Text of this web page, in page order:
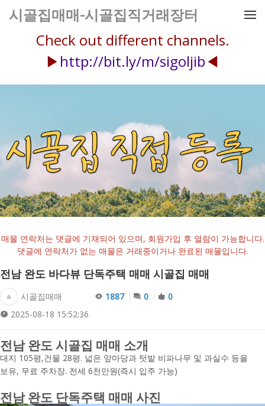
메뉴 건너뛰기
시골집매매-시골집직거래장터
Check out different channels.
▶http://bit.ly/m/sigoljib◀
매물 연락처는 댓글에 기재되어 있으며, 회원가입 후 열람이 가능합니다.
댓글에 연락처가 없는 매물은 거래중이거나 완료된 매물입니다.
전남 완도 바다뷰 단독주택 매매 시골집 매매
시골집매매
2025-08-18 15:52:36
1887 0 0
전남 완도 시골집 매매 소개
대지 105평,건물 28평. 넓은 앞마당과 텃밭 비파나무 및 과실수 등을
보유, 무료 주차장. 전세 6천만원(즉시 입주 가능)
전남 완도 단독주택 매매 사진